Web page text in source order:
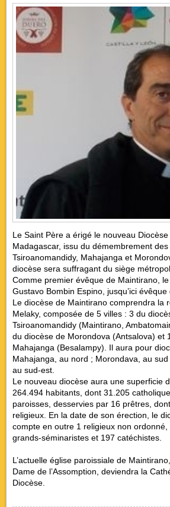
Le Saint Père a érigé le nouveau
Madagascar, issu du démembrement
Tsiroanomandidy, Mahajanga et
diocèse sera suffragant du siège
Comme premier évêque de Maintirano,
Gustavo Bombin Espino, jusqu’ici évêque
Le diocèse de Maintirano comprendra la
Melaky, composée de 5 villes : 3 du
Tsiroanomandidy (Maintirano,
du diocèse de Morondova (Antsalova) et
Mahajanga (Besalampy). Il aura pour
Mahajanga, au nord ; Morondava, au
au sud-est.
Le nouveau diocèse aura une superficie
264.494 habitants, dont 31.205
paroisses, desservies par 16 prêtres,
religieux. En la date de son érection, le
compte en outre 1 religieux non ordonné,
grands-séminaristes et 197 catéchistes.
L’actuelle église paroissiale de
Dame de l’Assomption, deviendra la
Diocèse.